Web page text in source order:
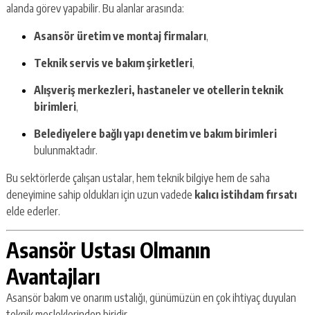
alanda görev yapabilir. Bu alanlar arasında:
Asansör üretim ve montaj firmaları,
Teknik servis ve bakım şirketleri,
Alışveriş merkezleri, hastaneler ve otellerin teknik
birimleri,
Belediyelere bağlı yapı denetim ve bakım birimleri
bulunmaktadır.
Bu sektörlerde çalışan ustalar, hem teknik bilgiye hem de saha
deneyimine sahip oldukları için uzun vadede kalıcı istihdam fırsatı
elde ederler.
Asansör Ustası Olmanın
Avantajları
Asansör bakım ve onarım ustalığı, günümüzün en çok ihtiyaç duyulan